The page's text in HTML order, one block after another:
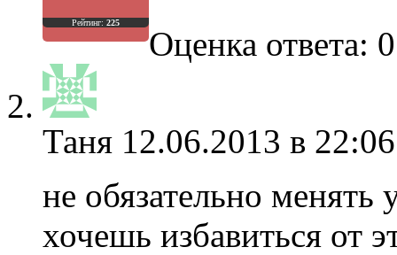
Рейтинг: 225
Оценка ответа:
Таня 12.06.2013 в
не обязательно менять
хочешь избавиться от